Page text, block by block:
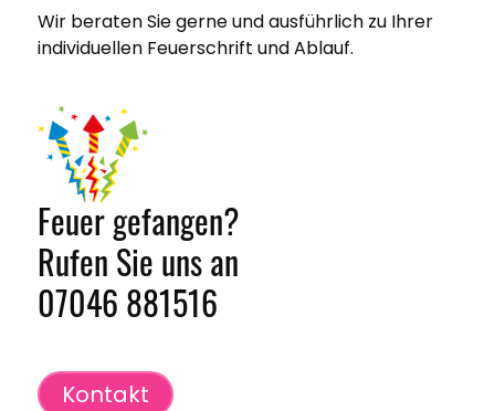
Wir beraten Sie gerne und ausführlich zu Ihrer
individuellen Feuerschrift und Ablauf.
Feuer gefangen?
Rufen Sie uns an
07046 881516
Kontakt